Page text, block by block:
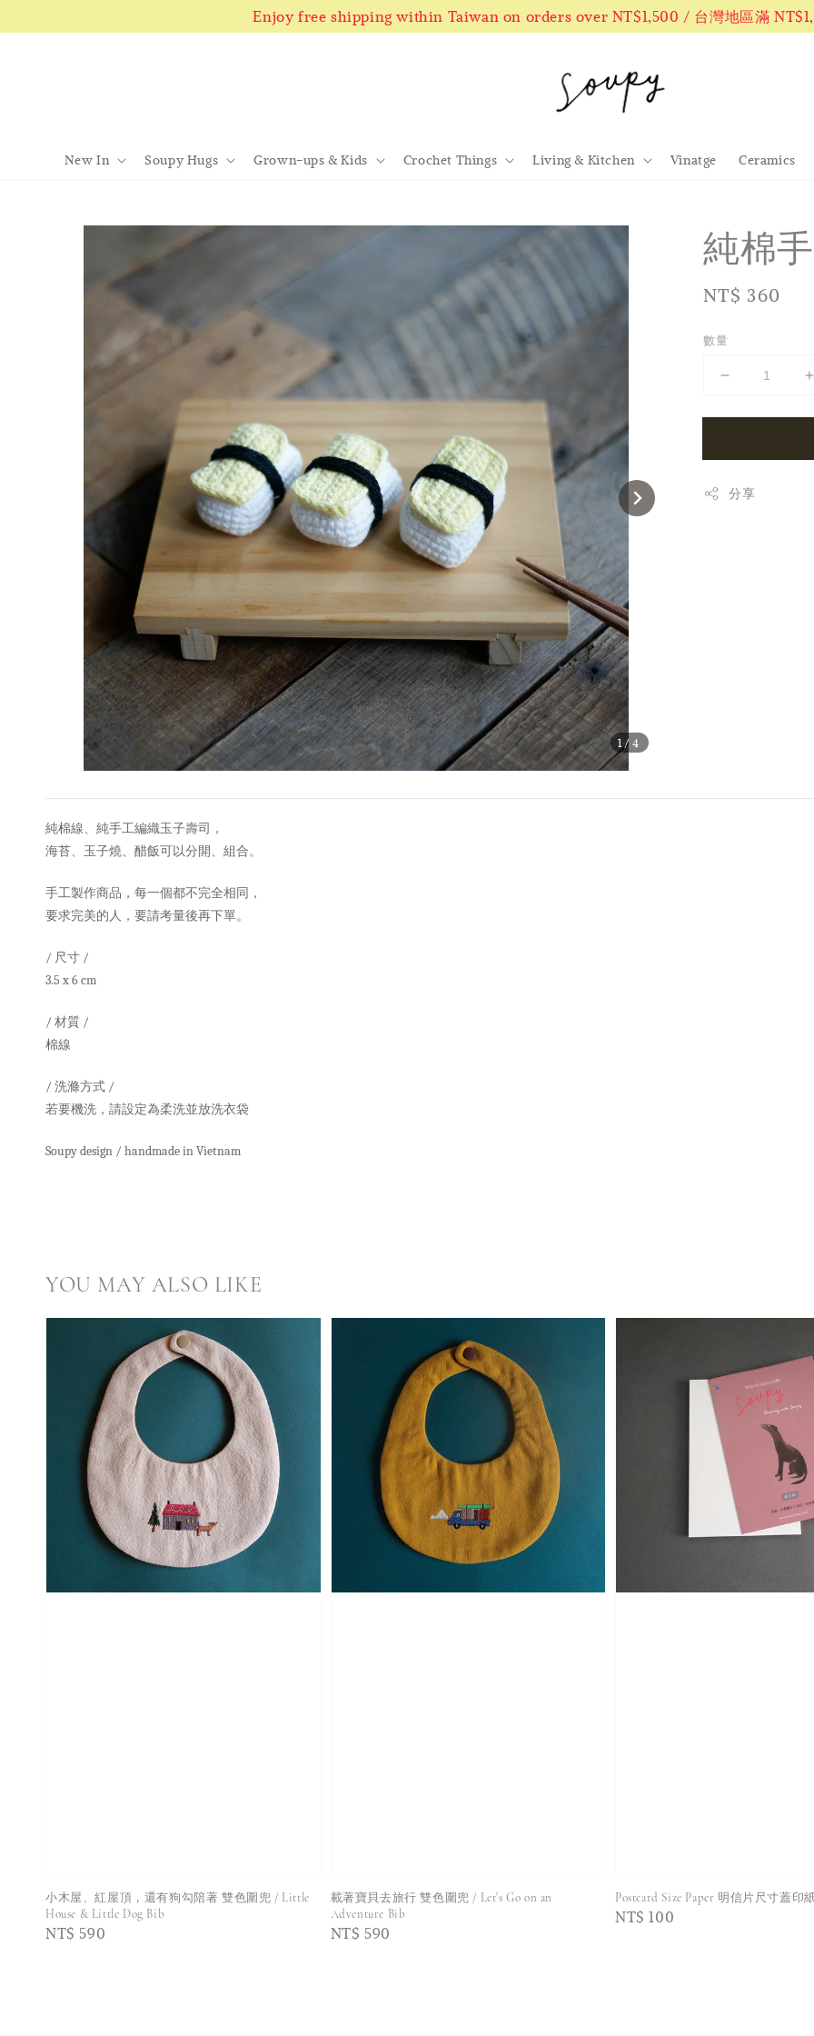
Enjoy free shipping within Taiwan on orders over NT$1,500 / 台灣地區滿
New In Soupy Hugs Grown-ups & Kids Crochet Things Living & Kitchen Vinatge Ceramics
1 /4
純棉
Regular
NT$ 360
數量
分享
純棉線、純手工編織玉子壽司，
海苔、玉子燒、醋飯可以分開、組合。
手工製作商品，每一個都不完全相同，
要求完美的人，要請考量後再下單。
/ 尺寸 /
3.5 x 6 cm
/ 材質 /
棉線
/ 洗滌方式 /
若要機洗，請設定為柔洗並放洗衣袋
Soupy design / handmade in Vietnam
YOU MAY ALSO LIKE
小木屋、紅屋頂，還有狗勾陪著 雙色圍兜 / Little
House & Little Dog Bib
Regular
NT$ 590
載著寶貝去旅行 雙色圍兜 / Let's Go on an
Adventure Bib
Regular
NT$ 590
Postcard Size Paper 明信片尺寸蓋印
Regular
NT$ 100